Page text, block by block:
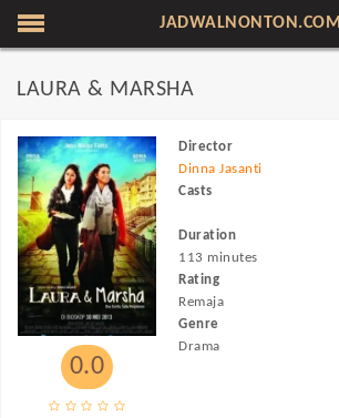
JADWALNONTON.COM
LAURA & MARSHA
0.0
Director
Dinna Jasanti
Casts
Duration
113 minutes
Rating
Remaja
Genre
Drama